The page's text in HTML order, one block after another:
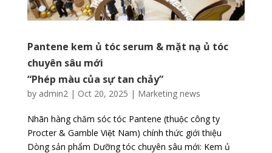
Pantene kem ủ tóc serum & mặt nạ ủ tóc
chuyên sâu mới
“Phép màu của sự tan chảy”
by admin2| Oct 20, 2025 | Marketing news
Nhãn hàng chăm sóc tóc Pantene (thuộc công ty
Procter & Gamble Việt Nam) chính thức giới thiệu
Dòng sản phẩm Dưỡng tóc chuyên sâu mới: Kem ủ